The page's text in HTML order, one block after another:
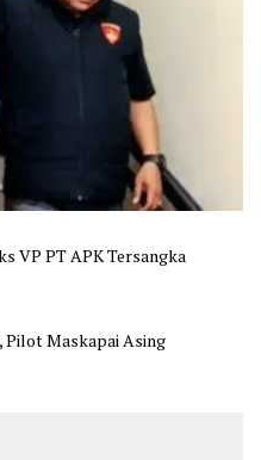
VP PT APK Tersangka
Pilot Maskapai Asing